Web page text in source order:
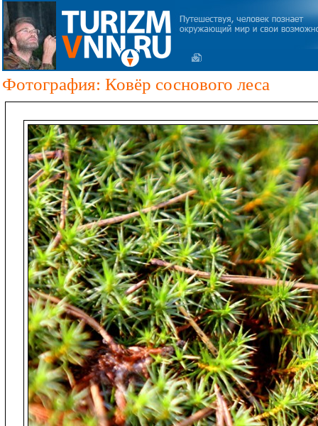
Фотография: Ковёр соснового леса